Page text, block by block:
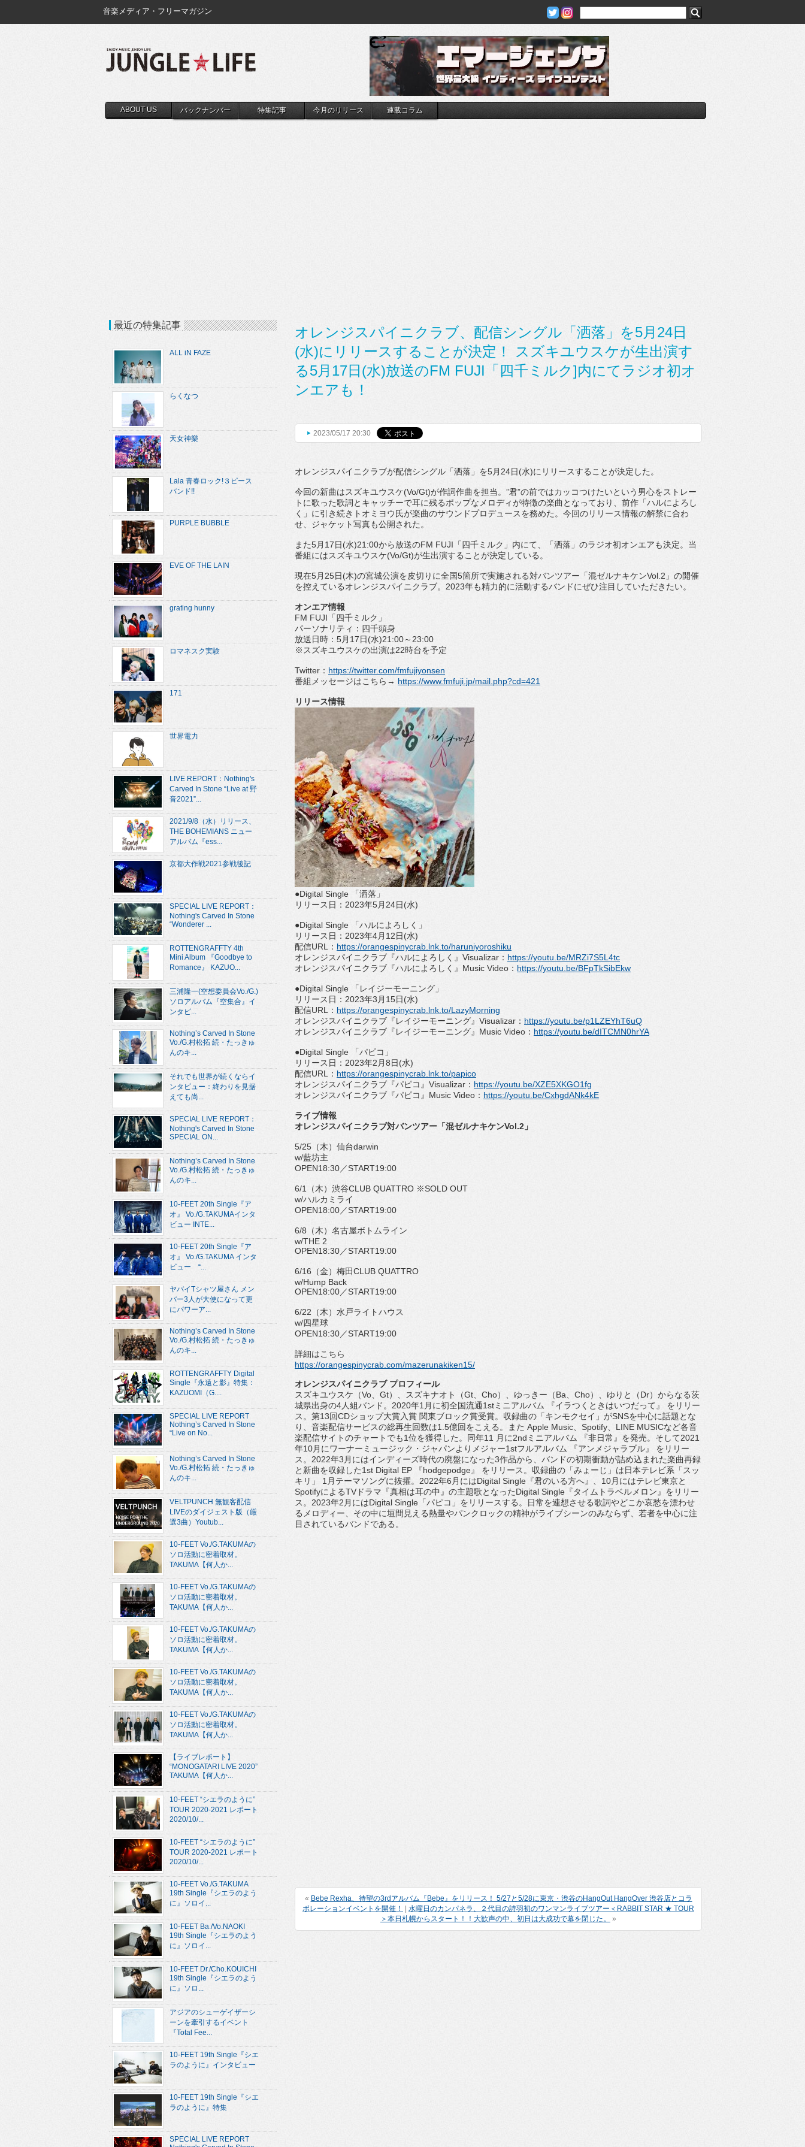
音楽メディア・フリーマガジン
ABOUT US バックナンバー 特集記事 今月のリリース 連載コラム
オレンジスパイニクラブ、配信シングル「洒落」を5月24日
(水)にリリースすることが決定！ スズキユウスケが生出演す
る5月17日(水)放送のFM FUJI「四千ミルク]内にてラジオ初オ
ンエアも！
2023/05/17 20:30
オレンジスパイニクラブが配信シングル「洒落」を5月 24日(水)にリリースすることが決定した。
今回の新曲はスズキユウスケ(Vo/Gt)が作詞作曲を担当。”君”の前ではカッコつけたいという男心をストレー
トに歌った歌詞とキャッチーで耳に残るポップなメロディが特徴の楽曲となっており、 前作「ハルによろし
く」 に引き続きトオミヨウ氏が楽曲のサウンドプロデュースを務めた。 今回のリリース情報の解禁に合わ
せ、 ジャケット写真も公開された。
また5月 17日(水)21:00から放送のFM FUJI 「四千ミルク」内にて、「洒落」 のラジオ初オンエアも決定。当
番組にはスズキユウスケ(Vo/Gt)が生出演することが決定している。
現在5月 25日(木)の宮城公演を皮切りに全国5箇所で実施される対バンツアー「混ゼルナキケンVol.2 」 の開催
を控えているオレンジスパイニクラブ。 2023年も精力的に活動するバンドにぜひ注目していただきたい。
オンエア情報
FM FUJI 「四千ミルク」
パーソナリティ：四千頭身
放送日時： 5月 17日(水)21:00～ 23:00
※スズキユウスケの出演は22時台を予定
Twitter ： https://twitter.com/fmfujiyonsen
番組メッセージはこちら→ https://www.fmfuji.jp/mail.php?cd=421
リリース情報
●Digital Single
「洒落」
リリース日： 2023年5月 24日(水)
●Digital Single
「ハルによろしく」
リリース日： 2023年4月 12日(水)
配信URL ： https://orangespinycrab. lnk.to/haruniyoroshiku
オレンジスパイニクラブ『ハルによろしく』 Visualizar ： https://youtu.be/MRZi7S5L4tc
オレンジスパイニクラブ『ハルによろしく』 Music Video ： https://youtu.be/BFpTkSibEkw
●Digital Single
「レイジーモーニング」
リリース日： 2023年3 月 15日(水)
配信URL ： https://orangespinycrab. lnk.to/LazyMorning
オレンジスパイニクラブ『レイジーモーニング』 Visualizar ： https://youtu.be/p1LZEYhT6uQ
オレンジスパイニクラブ『レイジーモーニング』 Music Video ： https://youtu.be/dITCMN0hrYA
●Digital Single
「パピコ」
リリース日： 2023年2 月8日(水)
配信URL ： https://orangespinycrab. lnk.to/papico
オレンジスパイニクラブ『パピコ』 Visualizar ： https://youtu.be/XZE5XKGO1fg
オレンジスパイニクラブ『パピコ』 Music Video ： https://youtu.be/CxhgdANk4kE
ライブ情報
オレンジスパイニクラブ対バンツアー「混ゼルナキケンVol.2 」
5/25 （木）仙台darwin
w/藍坊主
OPEN18:30／START19:00
6/1 （木）渋谷CLUB QUATTRO ※SOLD OUT
w/ハルカミライ
OPEN18:00／START19:00
6/8 （木）名古屋ボトムライン
w/THE 2
OPEN18:30／START19:00
6/16 （金）梅田CLUB QUATTRO
w/Hump Back
OPEN18:00／START19:00
6/22 （木）水戸ライトハウス
w/四星球
OPEN18:30／START19:00
詳細はこちら
https://orangespinycrab.com/mazerunakiken15/
オレンジスパイニクラブ プロフィール
スズキユウスケ（Vo Gt）、スズキナオト（Gt Cho）、 ゆっきー（Ba Cho）、ゆりと（Dr）からなる茨
城県出身の4人組バンド。 2020年1 月に初全国流通1stミニアルバム 『イラつくときはいつだって』 をリリー
ス。第13回CDショップ大賞入賞 関東ブロック賞受賞。収録曲の「キンモクセイ」がSNSを中心に話題とな
り、音楽配信サービスの総再生回数は1.5億回をこえる 。また Apple Music Spotify LINE MUSICなど各音
楽配信サイトのチャートでも1位を獲得した。 同年11 月に2nd ミニアルバム 『非日常』を発売。そして2021
年10月にワーナーミュージック・ジャパンよりメジャー1stフルアルバム 『アンメジャラブル』 をリリー
ス。 2022年3 月にはインディーズ時代の廃盤になった3作品から、 バンドの初期衝動が詰め込まれた楽曲再録
と新曲を収録した1st Digital EP 『hodgepodge』 をリリース。収録曲の「みょーじ」は日本テレビ系「スッ
キリ」
1 月テーマソングに抜擢。 2022年6 月にはDigital Single 『君のいる方へ』、 10月にはテレビ東京と
SpotifyによるTV ドラマ『真相は耳の中』の主題歌となったDigital Single 『タイムトラベルメロン』をリリー
ス。 2023年2 月にはDigital Single 「パピコ」をリリースする。
日常を連想させる歌詞やどこか哀愁を漂わせ
るメロディー、 その中に垣間見える熱量やパンクロックの精神がライブシーンのみならず、若者を中心に注
目されているバンドである。
« Bebe Rexha、待望の3rdアルバム『Bebe』をリリース！ 5/27と5/28に東京・渋谷のHangOut HangOver 渋谷店とコラ
ボレーションイベントを開催！
水曜日のカンパネラ、２代目の詩羽初のワンマンライブツアー＜RABBIT STAR ★ TOUR
＞本日札幌からスタート！！大歓声の中、初日は大成功で幕を閉じた。
»
最近の特集記事
ALL iN FAZE
らくなつ
天女神樂
Lala 青春ロック!３ピース
バンド!!
PURPLE BUBBLE
EVE OF THE LAIN
grating hunny
ロマネスク実験
171
世界電力
LIVE REPORT：Nothing's
Carved In Stone “Live at 野
音2021”...
2021/9/8（水）リリース、
THE BOHEMIANS ニュー
アルバム『ess...
京都大作戦2021参戦後記
SPECIAL LIVE REPORT：
Nothing's Carved In Stone
“Wonderer ...
ROTTENGRAFFTY 4th
Mini Album 『Goodbye to
Romance』 KAZUO...
三浦隆一(空想委員会Vo./G.)
ソロアルバム『空集合』イ
ンタビ...
Nothing’s Carved In Stone
Vo./G.村松拓 続・たっきゅ
んのキ...
それでも世界が続くならイ
ンタビュー：終わりを見据
えても尚...
SPECIAL LIVE REPORT：
Nothing's Carved In Stone
SPECIAL ON...
Nothing’s Carved In Stone
Vo./G.村松拓 続・たっきゅ
んのキ...
10-FEET 20th Single『ア
オ』 Vo./G.TAKUMAインタ
ビュー INTE...
10-FEET 20th Single『ア
オ』 Vo./G.TAKUMA インタ
ビュー “...
ヤバイTシャツ屋さん メン
バー3人が大使になって更
にパワーア...
Nothing’s Carved In Stone
Vo./G.村松拓 続・たっきゅ
んのキ...
ROTTENGRAFFTY Digital
Single『永遠と影』特集：
KAZUOMI（G....
SPECIAL LIVE REPORT
Nothing’s Carved In Stone
“Live on No...
Nothing’s Carved In Stone
Vo./G.村松拓 続・たっきゅ
んのキ...
VELTPUNCH 無観客配信
LIVEのダイジェスト版（厳
選3曲）Youtub...
10-FEET Vo./G.TAKUMAの
ソロ活動に密着取材。
TAKUMA【何人か...
10-FEET Vo./G.TAKUMAの
ソロ活動に密着取材。
TAKUMA【何人か...
10-FEET Vo./G.TAKUMAの
ソロ活動に密着取材。
TAKUMA【何人か...
10-FEET Vo./G.TAKUMAの
ソロ活動に密着取材。
TAKUMA【何人か...
10-FEET Vo./G.TAKUMAの
ソロ活動に密着取材。
TAKUMA【何人か...
【ライブレポート】
“MONOGATARI LIVE 2020”
TAKUMA【何人か...
10-FEET “シエラのように”
TOUR 2020-2021 レポート
2020/10/...
10-FEET “シエラのように”
TOUR 2020-2021 レポート
2020/10/...
10-FEET Vo./G.TAKUMA
19th Single『シエラのよう
に』ソロイ...
10-FEET Ba./Vo.NAOKI
19th Single『シエラのよう
に』ソロイ...
10-FEET Dr./Cho.KOUICHI
19th Single『シエラのよう
に』ソロ...
アジアのシューゲイザーシ
ーンを牽引するイベント
『Total Fee...
10-FEET 19th Single『シエ
ラのように』インタビュー
10-FEET 19th Single『シエ
ラのように』特集
SPECIAL LIVE REPORT